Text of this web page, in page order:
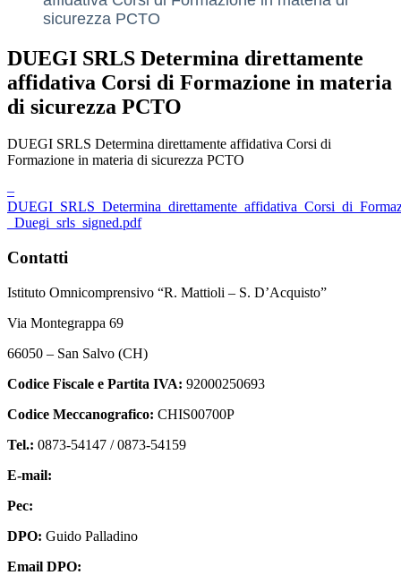
sicurezza PCTO
DUEGI SRLS Determina direttamente
affidativa Corsi di Formazione in materia
di sicurezza PCTO
DUEGI SRLS Determina direttamente affidativa Corsi di
Formazione in materia di sicurezza PCTO
–
_Duegi_srls_signed.pdf
Contatti
Istituto Omnicomprensivo “R. Mattioli – S. D’Acquisto”
Via Montegrappa 69
66050 – San Salvo (CH)
Codice Fiscale e Partita IVA: 92000250693
Codice Meccanografico: CHIS00700P
Tel.: 0873-54147 /0873-54159
E-mail:
Pec:
DPO: Guido Palladino
Email DPO: